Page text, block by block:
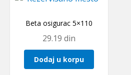
Beta osigurac 5×110
29.19 din
Dodaj u korpu